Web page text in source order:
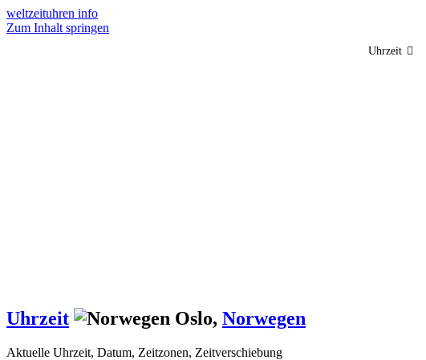
weltzeituhren info
Zum Inhalt springen
Uhrzeit
Uhrzeit Oslo, Norwegen
Aktuelle Uhrzeit, Datum, Zeitzonen, Zeitverschiebung